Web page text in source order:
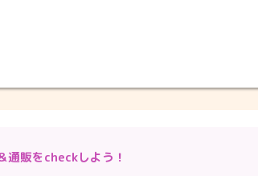
通販をcheckしよう！